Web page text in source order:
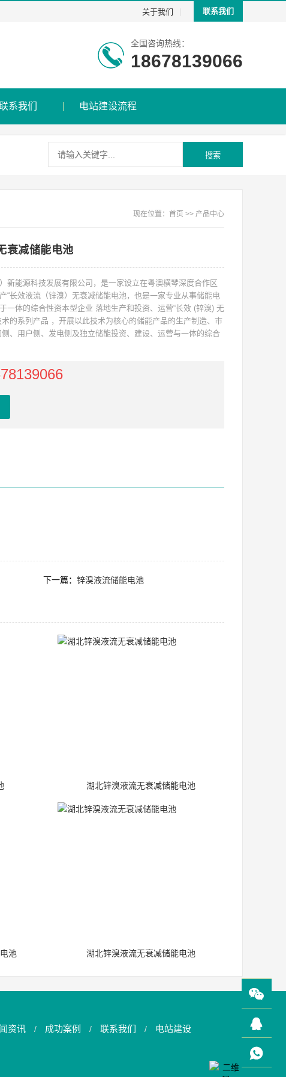
关于我们 联系我们
全国咨询热线：
18678139066
系我们 电站建设流程
搜索
现在位置： 首页 >> 产品中心
衰减储能电池
新能源科技发展有限公司，是一家设立在粤澳横琴深度合作区
“长效液流（锌溴）无衰减储能电池，也是一家专业从事储能电
一体的综合性资本型企业 落地生产和投资、运营“长效 (锌溴) 无
术的系列产品 ，开展以此技术为核心的储能产品的生产制造、市
、用户侧、发电侧及独立储能投资、建设、运营与一体的综合
下一篇： 锌溴液流储能电池
湖北锌溴液流无衰减储能电池
池 湖北锌溴液流无衰减储能电池
资讯 / 成功案例 /联系我们 / 电站建设